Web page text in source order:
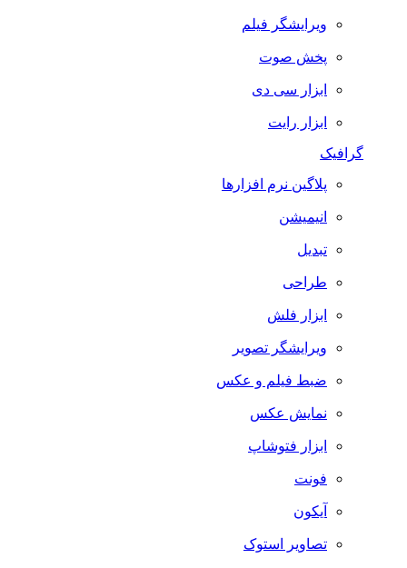
ویرایشگر فیلم
پخش صوت
ابزار سی دی
ابزار رایت
گرافیک
پلاگین نرم افزارها
انیمیشن
تبدیل
طراحی
ابزار فلش
ویرایشگر تصویر
ضبط فيلم و عكس
نمایش عکس
ابزار فتوشاپ
فونت
آیکون
تصاویر استوک